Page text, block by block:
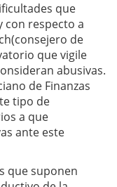
que
con respecto a
de
que vigile
abusivas.
de Finanzas
tipo de
a que
ante este
que suponen